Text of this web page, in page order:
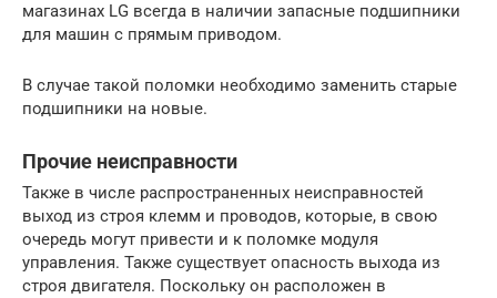
магазинах LG всегда в наличии запасные подшипники
для машин с прямым приводом.
В случае такой поломки необходимо заменить старые
подшипники на новые.
Прочие неисправности
Также в числе распространенных неисправностей
выход из строя клемм и проводов, которые, в свою
очередь могут привести и к поломке модуля
управления. Также существует опасность выхода из
строя двигателя. Поскольку он расположен в